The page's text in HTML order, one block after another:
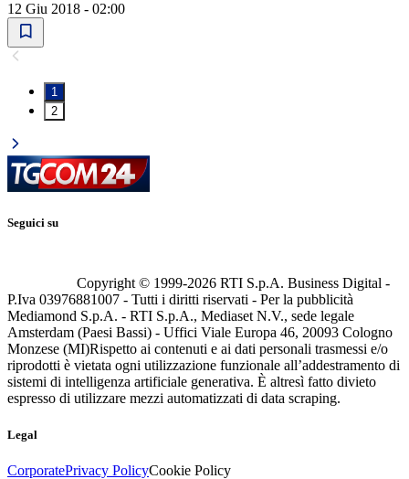
12 Giu 2018 - 02:00
1
2
Seguici su
Copyright © 1999-2026 RTI S.p.A. Business Digital -
P.Iva 03976881007 - Tutti i diritti riservati - Per la pubblicità
Mediamond S.p.A. - RTI S.p.A., Mediaset N.V., sede legale
Amsterdam (Paesi Bassi) - Uffici Viale Europa 46, 20093 Cologno
Monzese (MI)Rispetto ai contenuti e ai dati personali trasmessi e/o
riprodotti è vietata ogni utilizzazione funzionale all’addestramento di
sistemi di intelligenza artificiale generativa. È altresì fatto divieto
espresso di utilizzare mezzi automatizzati di data scraping.
Legal
CorporatePrivacy PolicyCookie Policy